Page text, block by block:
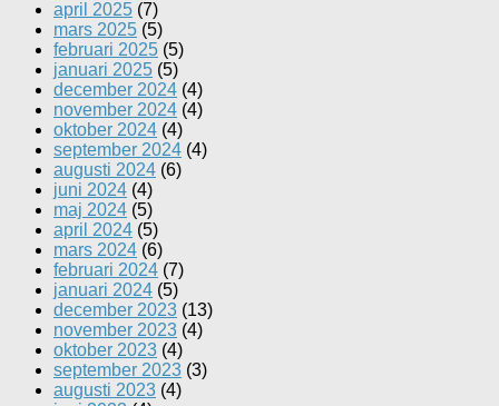
april 2025 (7)
mars 2025 (5)
februari 2025 (5)
januari 2025 (5)
december 2024 (4)
november 2024 (4)
oktober 2024 (4)
september 2024 (4)
augusti 2024 (6)
juni 2024 (4)
maj 2024 (5)
april 2024 (5)
mars 2024 (6)
februari 2024 (7)
januari 2024 (5)
december 2023 (13)
november 2023 (4)
oktober 2023 (4)
september 2023 (3)
augusti 2023 (4)